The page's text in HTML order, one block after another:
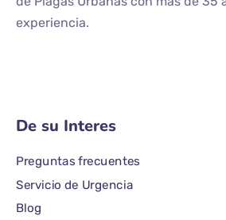
experiencia.
De su Interes
Preguntas frecuentes
Servicio de Urgencia
Blog